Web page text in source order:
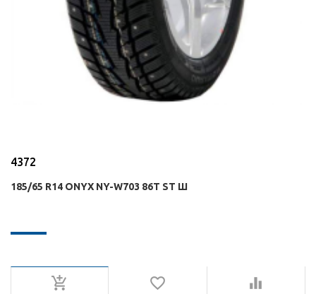
4372
185/65 R14 ONYX NY-W703 86T ST Ш